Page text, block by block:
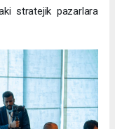
stratejik pazarlara